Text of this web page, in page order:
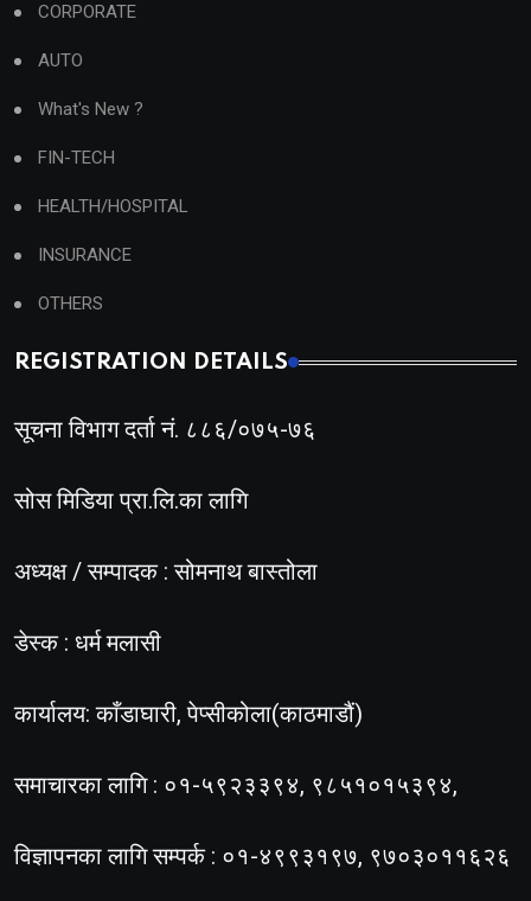
CORPORATE
AUTO
What's New ?
FIN-TECH
HEALTH/HOSPITAL
INSURANCE
OTHERS
REGISTRATION DETAILS
सूचना विभाग दर्ता नं. ८८६/०७५-७६
सोस मिडिया प्रा.लि.का लागि
अध्यक्ष / सम्पादक : सोमनाथ बास्तोला
डेस्क : धर्म मलासी
कार्यालय: काँडाघारी, पेप्सीकोला(काठमाडौं)
समाचारका लागि : ०१-५९२३३९४, ९८५१०१५३९४,
विज्ञापनका लागि सम्पर्क : ०१-४९९३१९७, ९७०३०११६२६